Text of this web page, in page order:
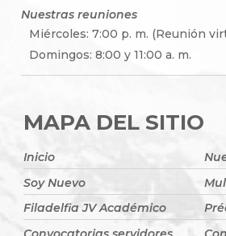
Nuestras reuniones
Miércoles: 7:00 p. m. (Reunión
Domingos: 8:00 y 11:00 a. m.
MAPA DEL SITIO
Inicio
Soy Nuevo
Filadelfia JV Académico